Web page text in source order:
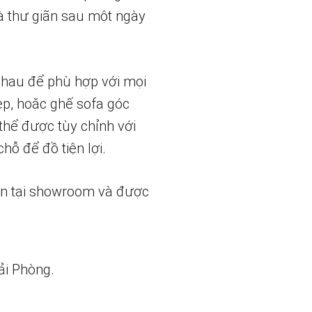
thư giãn sau một ngày
để phù hợp với mọi
hoặc ghế sofa góc
được tùy chỉnh với
để đồ tiện lợi.
tại showroom và được
Phòng.